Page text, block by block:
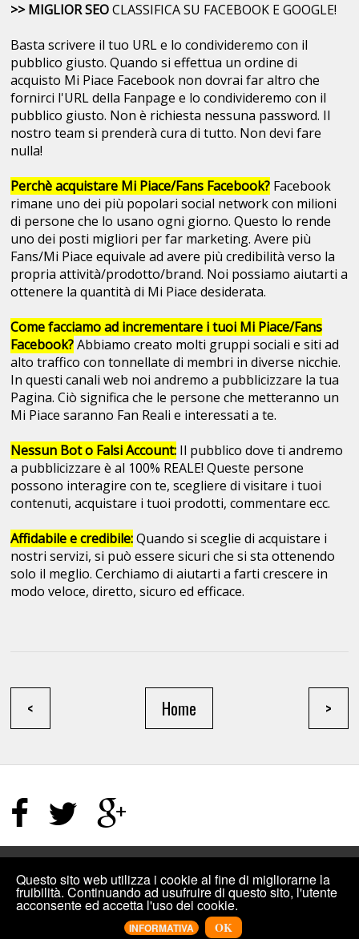
>> MIGLIOR SEOCLASSIFICA SU FACEBOOK E GOOGLE!
Basta scrivere il tuo URL e lo condivideremo con il
pubblico giusto. Quando si effettua un ordine di
acquisto Mi Piace Facebook non dovrai far altro che
fornirci l'URL della Fanpage e lo condivideremo con il
pubblico giusto. Non è richiesta nessuna password. Il
nostro team si prenderà cura di tutto. Non devi fare
nulla!
Perchè acquistare Mi Piace/Fans Facebook? Facebook
rimane uno dei più popolari social network con milioni
di persone che lo usano ogni giorno. Questo lo rende
uno dei posti migliori per far marketing. Avere più
Fans/Mi Piace equivale ad avere più credibilità verso la
propria attività/prodotto/brand. Noi possiamo aiutarti a
ottenere la quantità di Mi Piace desiderata.
Come facciamo ad incrementare i tuoi Mi Piace/Fans
Facebook?Abbiamo creato molti gruppi sociali e siti ad
alto traffico con tonnellate di membri in diverse nicchie.
In questi canali web noi andremo a pubblicizzare la tua
Pagina. Ciò significa che le persone che metteranno un
Mi Piace saranno Fan Reali e interessati a te.
Nessun Bot o Falsi Account: Il pubblico dove ti andremo
a pubblicizzare è al 100% REALE! Queste persone
possono interagire con te, scegliere di visitare i tuoi
contenuti, acquistare i tuoi prodotti, commentare ecc.
Affidabile e credibile:Quando si sceglie di acquistare i
nostri servizi, si può essere sicuri che si sta ottenendo
solo il meglio. Cerchiamo di aiutarti a farti crescere in
modo veloce, diretto, sicuro ed efficace.
< >
Home
©2019INCREMENTIPLUS: COMPRARE MI PIACE FACEBOOK, VISUALIZZAZIONI
YOUTUBE E ALTRO PER I SOCIAL.DESIGNED BY INCREMENTIPLUS
Questo sito web utilizza i cookie al fine di migliorarne la
fruibilità. Continuando ad usufruire di questo sito, l'utente
acconsente ed accetta l'uso dei cookie.
INFORMATIVA OK